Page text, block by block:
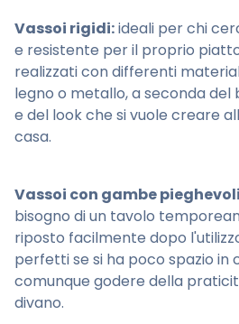
Vassoi rigidi:ideali per chi
e resistente per il proprio
realizzati con differenti
legno o metallo, a seconda del
e del look che si vuole creare
casa.
Vassoi con gambe
bisogno di un tavolo
riposto facilmente dopo
perfetti se si ha poco spazio in
comunque godere della
divano.